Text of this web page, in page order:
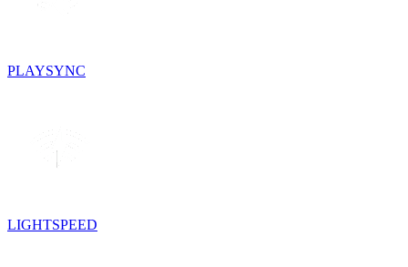
PLAYSYNC
LIGHTSPEED